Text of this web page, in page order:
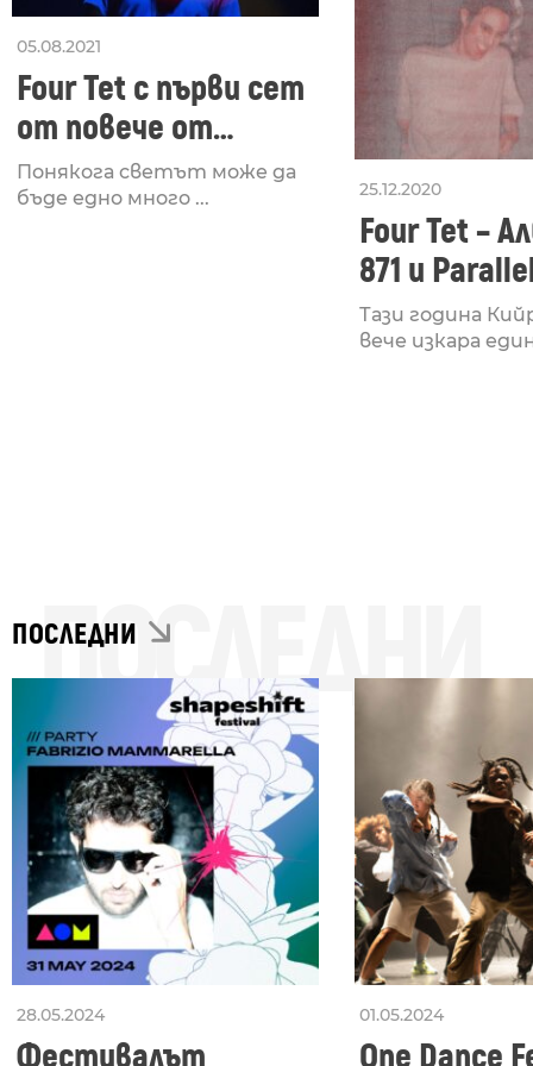
05.08.2021
Four Tet с първи сет
от повече от
година насам
Понякога светът може да
бъде едно много ...
25.12.2020
Four Tet –
871 и
Тази година
вече изкара
ПОСЛЕДНИ
ПОСЛЕДНИ
28.05.2024
Фестивалът
01.05.2024
One Dance